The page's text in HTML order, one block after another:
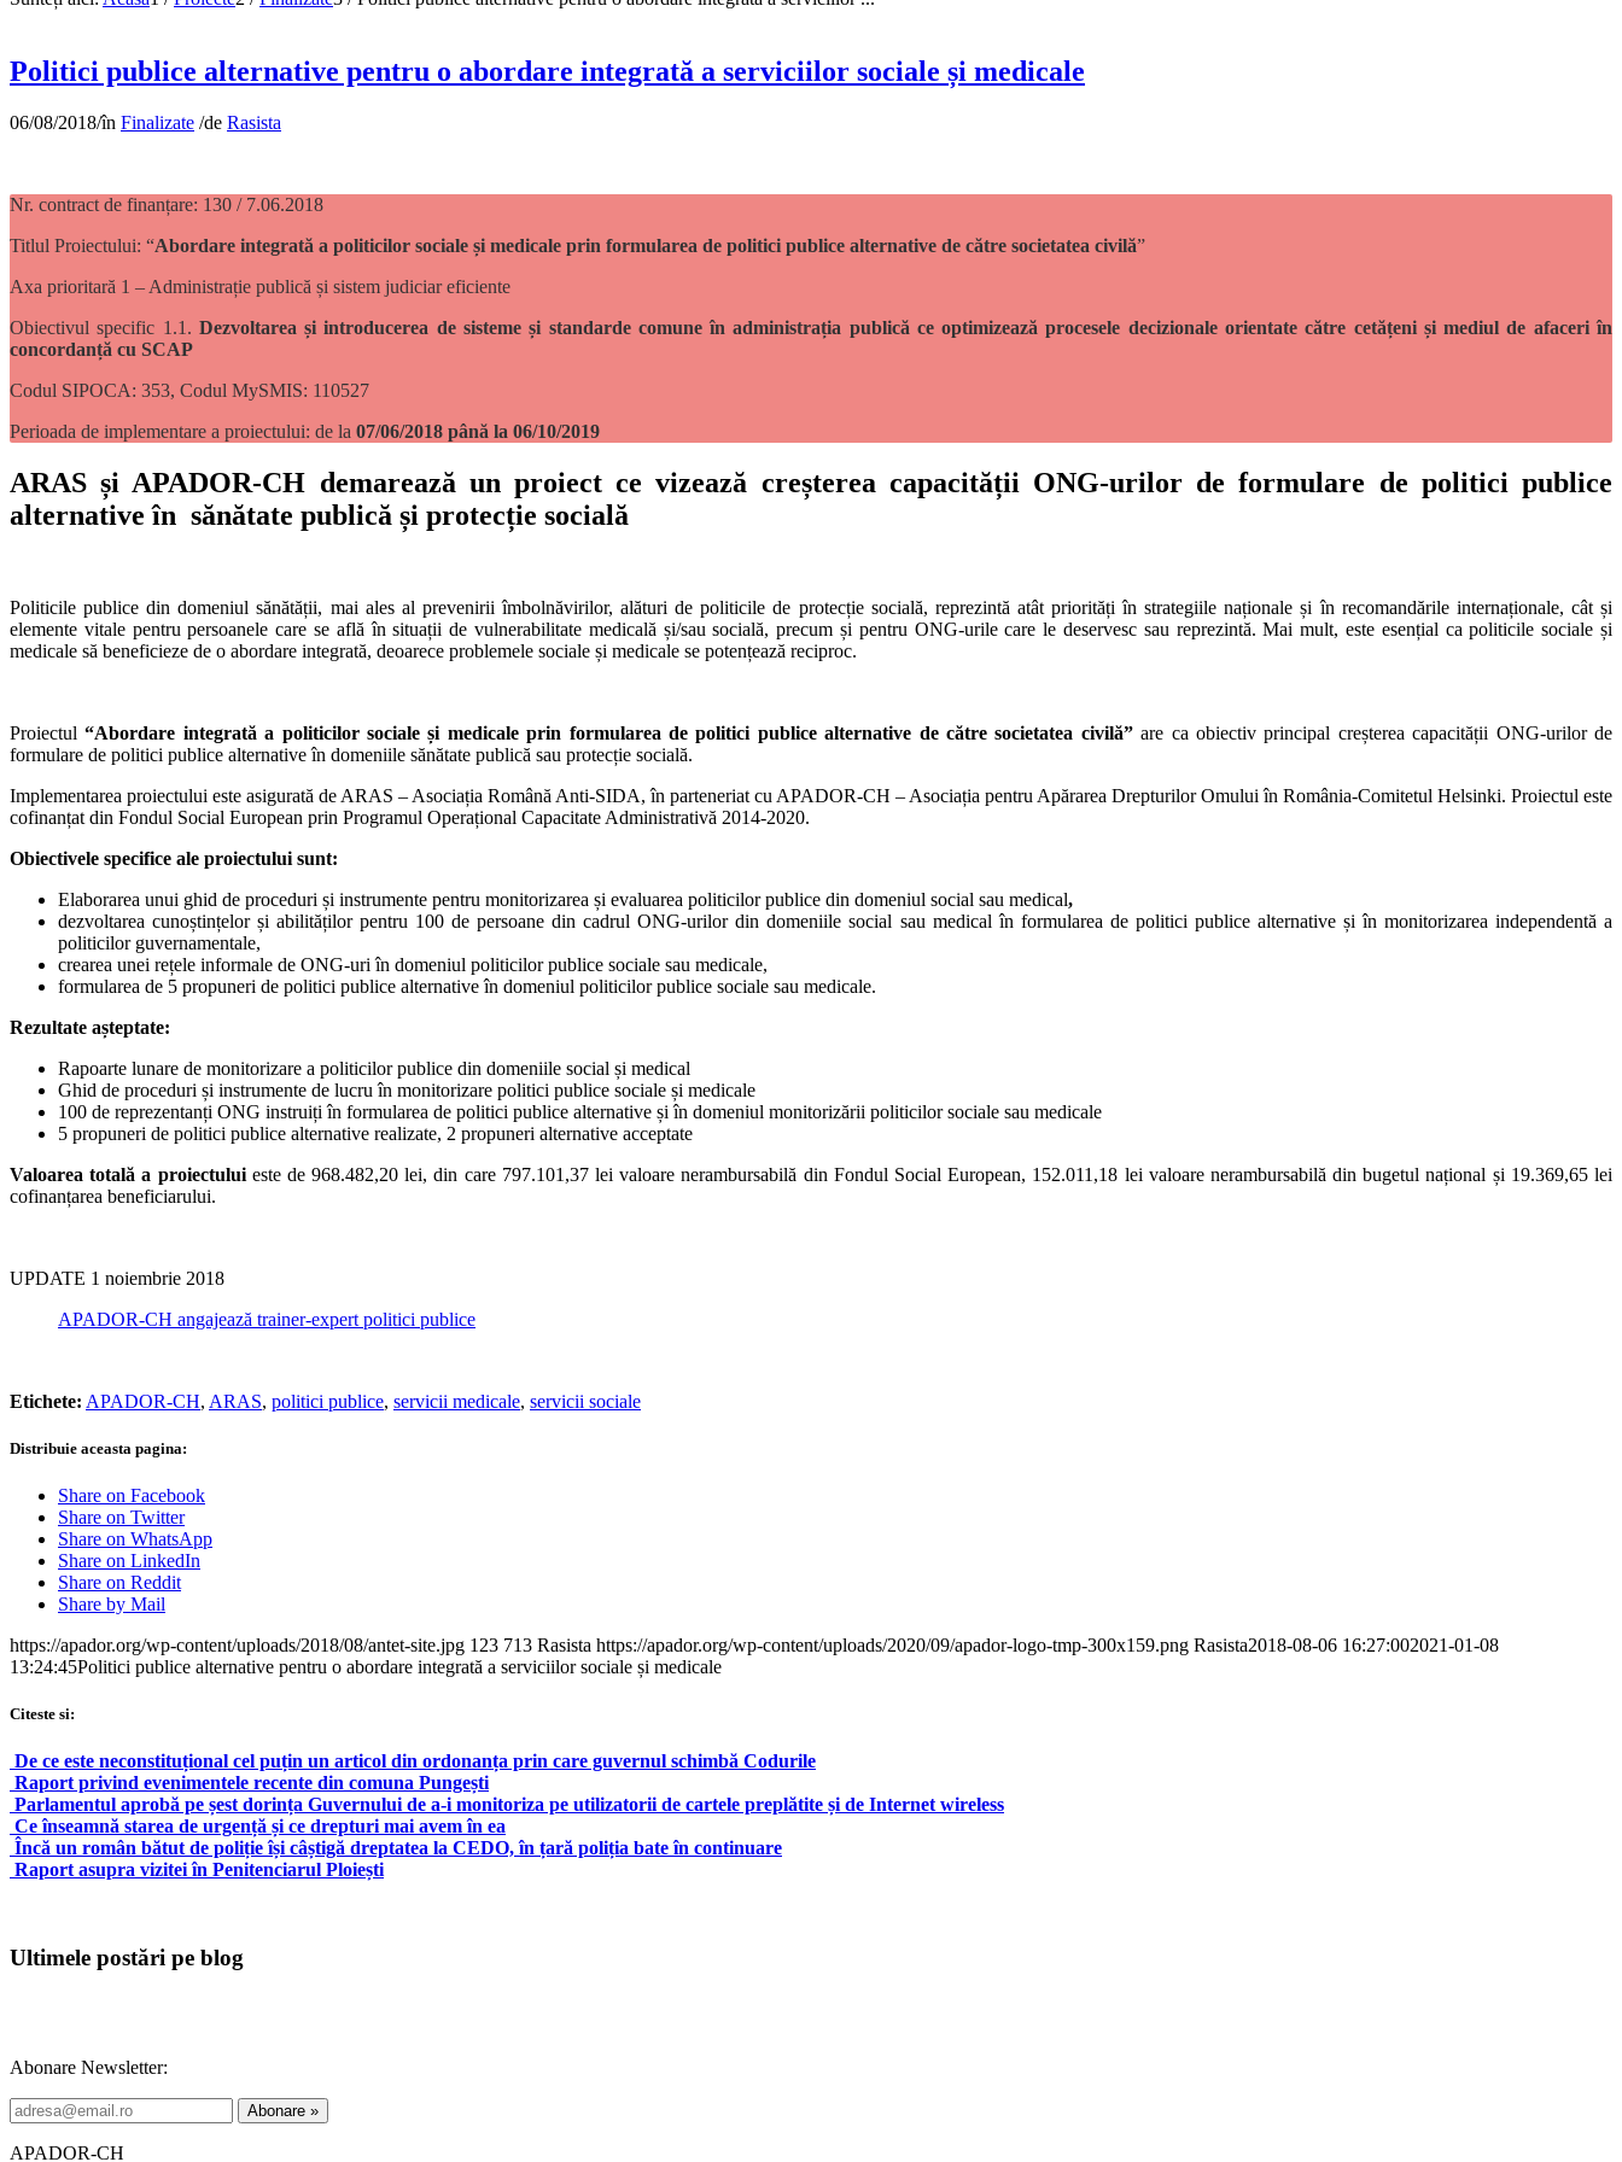
Politici publice alternative pentru o abordare integrată a serviciilor sociale și medicale
06/08/2018/în Finalizate /de Rasista
Nr. contract de finanțare: 130 / 7.06.2018
Titlul Proiectului: “Abordare integrată a politicilor sociale și medicale prin formularea de politici publice alternative de către societatea civilă”
Axa prioritară 1 – Administrație publică și sistem judiciar eficiente
Obiectivul specific 1.1. Dezvoltarea și introducerea de sisteme și standarde comune în administrația publică ce optimizează procesele decizionale orientate către cetățeni și mediul de afaceri în
concordanță cu SCAP
Codul SIPOCA: 353, Codul MySMIS: 110527
Perioada de implementare a proiectului: de la 07/06/2018 până la 06/10/2019
ARAS și APADOR-CH demarează un proiect ce vizează creșterea capacității ONG-urilor de formulare de politici publice
alternative în sănătate publică și protecție socială
Politicile publice din domeniul sănătății, mai ales al prevenirii îmbolnăvirilor, alături de politicile de protecție socială, reprezintă atât priorități în strategiile naționale și în recomandările internaționale, cât și
elemente vitale pentru persoanele care se află în situații de vulnerabilitate medicală și/sau socială, precum și pentru ONG-urile care le deservesc sau reprezintă. Mai mult, este esențial ca politicile sociale și
medicale să beneficieze de o abordare integrată, deoarece problemele sociale și medicale se potențează reciproc.
Proiectul“Abordare integrată a politicilor sociale și medicale prin formularea de politici publice alternative de către societatea civilă”are ca obiectiv principal creșterea capacității ONG-urilor de
formulare de politici publice alternative în domeniile sănătate publică sau protecție socială.
Implementarea proiectului este asigurată de ARAS – Asociația Română Anti-SIDA, în parteneriat cu APADOR-CH – Asociația pentru Apărarea Drepturilor Omului în România-Comitetul Helsinki. Proiectul este
cofinanțat din Fondul Social European prin Programul Operațional Capacitate Administrativă 2014-2020.
Obiectivele specifice ale proiectului sunt:
Elaborarea unui ghid de proceduri și instrumente pentru monitorizarea și evaluarea politicilor publice din domeniul social sau medical,
dezvoltarea cunoștințelor și abilităților pentru 100 de persoane din cadrul ONG-urilor din domeniile social sau medical în formularea de politici publice alternative și în monitorizarea independentă a
politicilor guvernamentale,
crearea unei rețele informale de ONG-uri în domeniul politicilor publice sociale sau medicale,
formularea de 5 propuneri de politici publice alternative în domeniul politicilor publice sociale sau medicale.
Rezultate așteptate:
Rapoarte lunare de monitorizare a politicilor publice din domeniile social și medical
Ghid de proceduri și instrumente de lucru în monitorizare politici publice sociale și medicale
100 de reprezentanți ONG instruiți în formularea de politici publice alternative și în domeniul monitorizării politicilor sociale sau medicale
5 propuneri de politici publice alternative realizate, 2 propuneri alternative acceptate
Valoarea totală a proiectuluieste de 968.482,20 lei, din care 797.101,37 lei valoare nerambursabilă din Fondul Social European, 152.011,18 lei valoare nerambursabilă din bugetul național și 19.369,65 lei
cofinanțarea beneficiarului.
UPDATE 1 noiembrie 2018
APADOR-CH angajează trainer-expert politici publice
Etichete: APADOR-CH, ARAS, politici publice, servicii medicale, servicii sociale
Distribuie aceasta pagina:
Share on Facebook
Share on Twitter
Share on WhatsApp
Share on LinkedIn
Share on Reddit
Share by Mail
https://apador.org/wp-content/uploads/2018/08/antet-site.jpg 123 713 Rasista https://apador.org/wp-content/uploads/2020/09/apador-logo-tmp-300x159.png Rasista2018-08-06 16:27:002021-01-08
13:24:45Politici publice alternative pentru o abordare integrată a serviciilor sociale și medicale
Citeste si:
De ce este neconstituțional cel puțin un articol din ordonanța prin care guvernul schimbă Codurile
Raport privind evenimentele recente din comuna Pungești
Parlamentul aprobă pe șest dorința Guvernului de a-i monitoriza pe utilizatorii de cartele preplătite și de Internet wireless
Ce înseamnă starea de urgență și ce drepturi mai avem în ea
Încă un român bătut de poliție își câștigă dreptatea la CEDO, în țară poliția bate în continuare
Raport asupra vizitei în Penitenciarul Ploiești
Ultimele postări pe blog
Abonare Newsletter:
APADOR-CH